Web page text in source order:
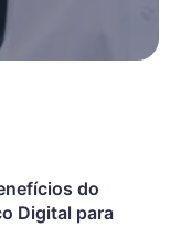
do
Digital para